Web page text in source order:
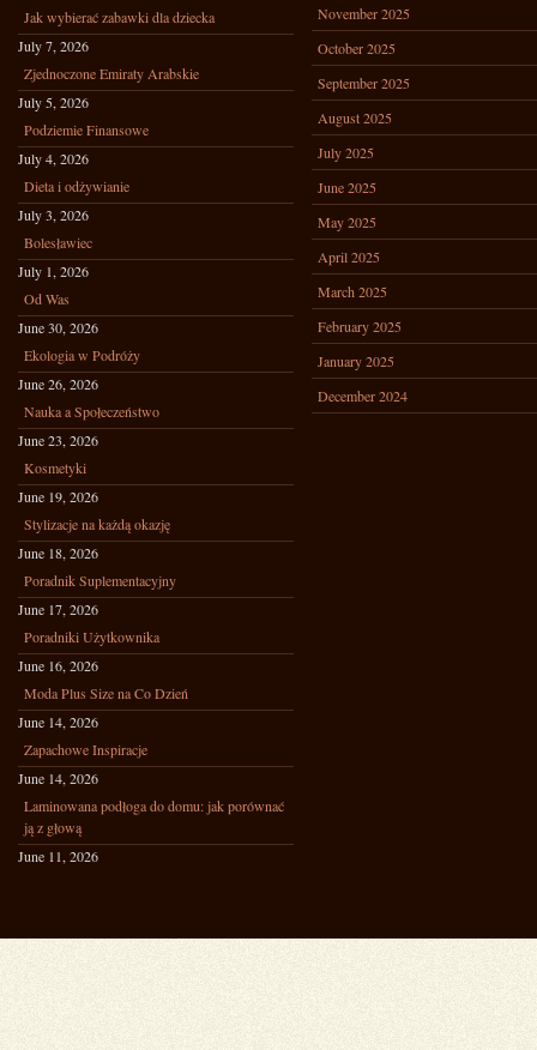
Jak wybierać zabawki dla dziecka
July 7, 2026
Zjednoczone Emiraty Arabskie
July 5, 2026
Podziemie Finansowe
July 4, 2026
Dieta i odżywianie
July 3, 2026
Bolesławiec
July 1, 2026
Od Was
June 30, 2026
Ekologia w Podróży
June 26, 2026
Nauka a Społeczeństwo
June 23, 2026
Kosmetyki
June 19, 2026
Stylizacje na każdą okazję
June 18, 2026
Poradnik Suplementacyjny
June 17, 2026
Poradniki Użytkownika
June 16, 2026
Moda Plus Size na Co Dzień
June 14, 2026
Zapachowe Inspiracje
June 14, 2026
Laminowana podłoga do domu: jak porównać
ją z głową
June 11, 2026
November 2025
October 2025
September 2025
August 2025
July 2025
June 2025
May 2025
April 2025
March 2025
February 2025
January 2025
December 2024